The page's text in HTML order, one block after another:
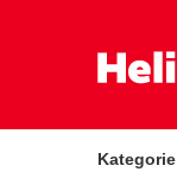
Kategorie